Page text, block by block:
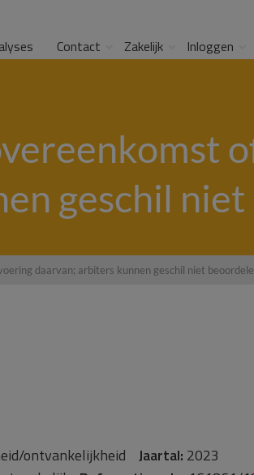
Contact Zakelijk Inloggen
geschil
daarvan; arbiters kunnen geschil niet
ontvankelijkheid Jaartal: 2023